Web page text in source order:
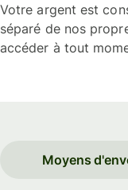
Votre argent est
séparé de nos
accéder à tout
Moyens